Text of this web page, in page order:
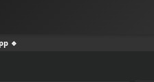
🔹